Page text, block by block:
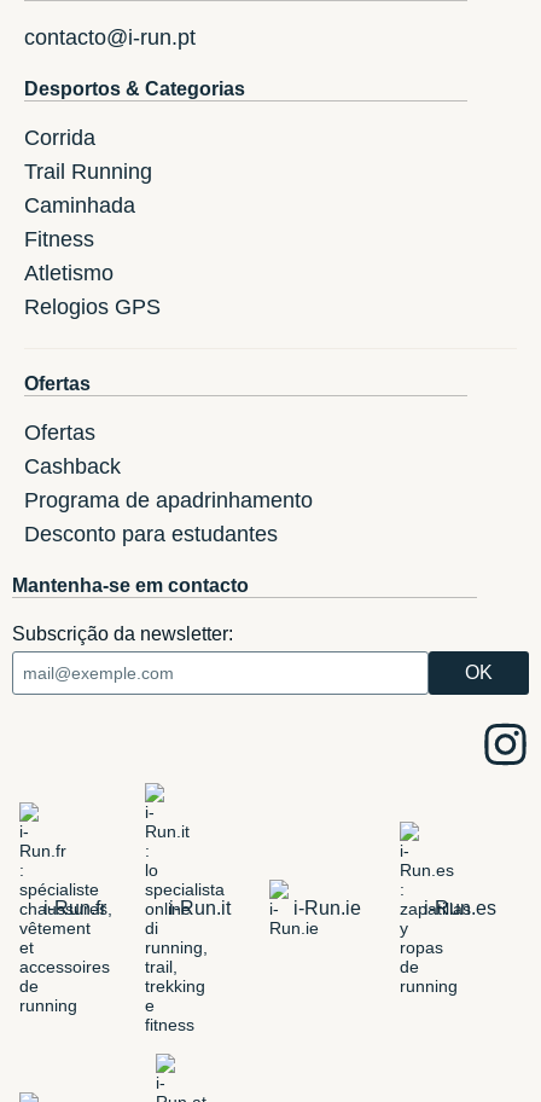
contacto@i-run.pt
Desportos & Categorias
Corrida
Trail Running
Caminhada
Fitness
Atletismo
Relogios GPS
Ofertas
Ofertas
Cashback
Programa de apadrinhamento
Desconto para estudantes
Mantenha-se em contacto
Subscrição da newsletter:
i-Run.fr i-Run.it i-Run.ie i-Run.es